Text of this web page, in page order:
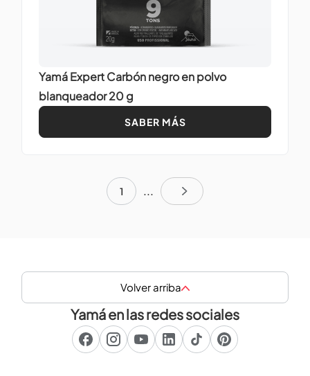
Yamá Expert Carbón negro en polvo
blanqueador 20 g
SABER MÁS
1
Volver arriba
Yamá en las redes sociales